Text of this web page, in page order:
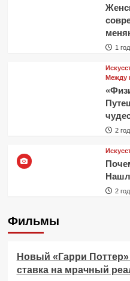
1
Между
2
2
Фильмы
Фильмы
Новый «Гарри Поттер»
ставка на мрачный